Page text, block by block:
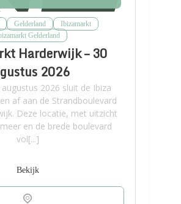
Gelderland
Ibizamarkt
Gelderland
Harderwijk – 30
2026
2026 sluit de Ibiza
af aan de Strandboulevard
Deze locatie, met uitzicht
en de brede boulevard
vol[...]
Bekijk